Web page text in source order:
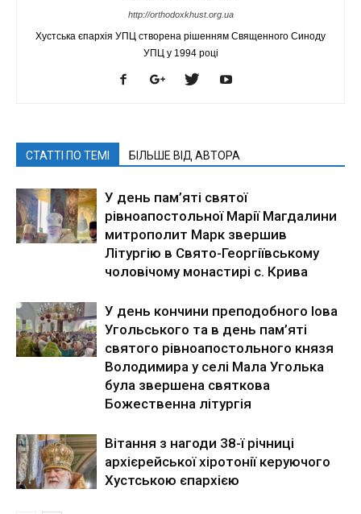
http://orthodoxkhust.org.ua
Хустська єпархія УПЦ створена рішенням Священного Синоду
УПЦ у 1994 році
СТАТТІ ПО ТЕМІ БІЛЬШЕ ВІД АВТОРА
У день пам’яті святої
рівноапостольної Марії Магдалини
митрополит Марк звершив
Літургію в Свято-Георгіївському
чоловічому монастирі с. Крива
У день кончини преподобного Іова
Угольського та в день пам’яті
святого рівноапостольного князя
Володимира у селі Мала Уголька
була звершена святкова
Божественна літургія
Вітання з нагоди 38-ї річниці
архієрейської хіротонії керуючого
Хустською єпархією